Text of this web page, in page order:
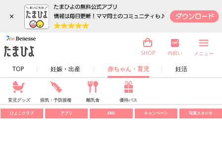
×
TOP 妊娠・出産 赤ちゃん・育児 妊活
SHOP 内祝い メニュー
育児グッズ 病気・予防接種 離乳食 優待パス
ひよこクラブ アプリ SNS キャンペーン 写真スタジオ